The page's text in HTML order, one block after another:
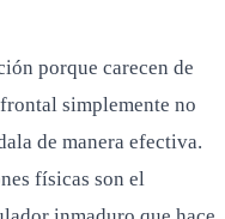
porque carecen de
simplemente no
de manera efectiva.
físicas son el